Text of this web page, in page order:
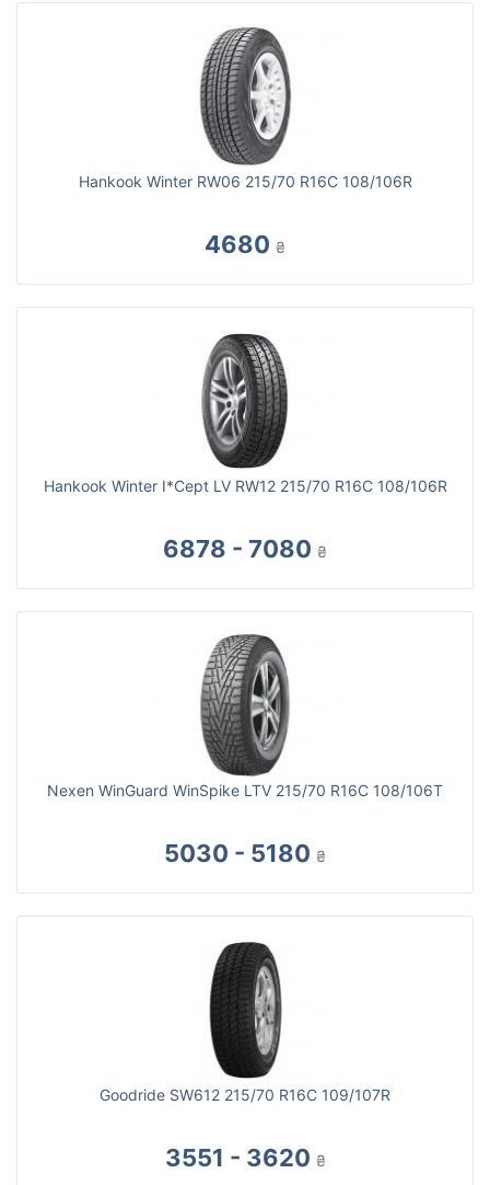
Hankook Winter RW06 215/70 R16C 108/106R
4680 ₴
Hankook Winter I*Cept LV RW12 215/70 R16C 108/106R
6878 - 7080 ₴
Nexen WinGuard WinSpike LTV 215/70 R16C 108/106T
5030 - 5180 ₴
Goodride SW612 215/70 R16C 109/107R
3551 - 3620 ₴